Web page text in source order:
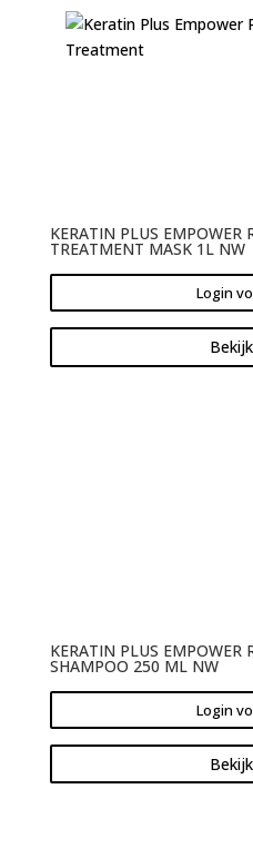
KERATIN PLUS EMPOWER
TREATMENT MASK 1L NW
Login
KERATIN PLUS EMPOWER
SHAMPOO 250 ML NW
Login